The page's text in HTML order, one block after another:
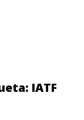
IATF